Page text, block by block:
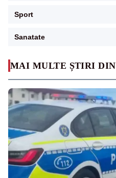
MAI MULTE ȘTIRI DIN
Sport
Sanatate